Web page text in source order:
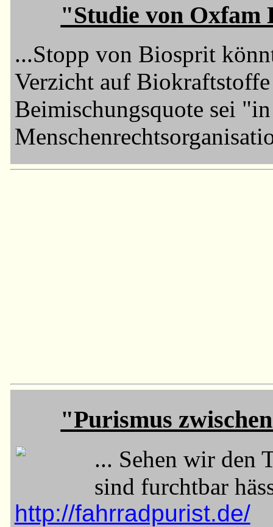
"Studie von Oxfam
...Stopp von Biosprit
Verzicht auf
Beimischungsquote sei
"Purismus
... Sehen wir den
sind furchtbar
http://fahrradpurist.de/